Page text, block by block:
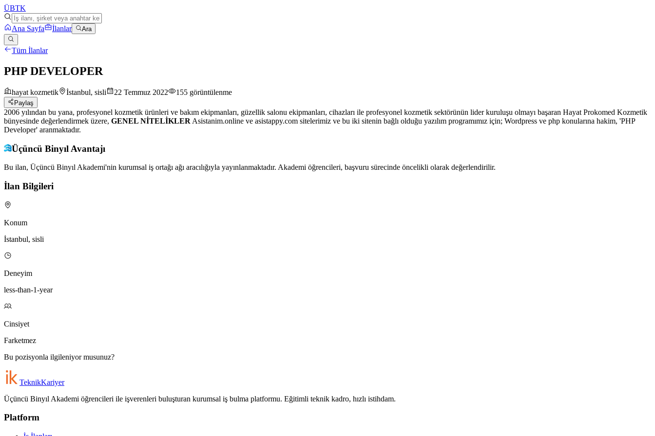
ÜBTK
Ana Sayfa İlanlar Ara
Tüm İlanlar
PHP DEVELOPER
hayat kozmetik İstanbul, sisli 22 Temmuz 2022 155 görüntülenme
Paylaş
2006 yılından bu yana, profesyonel kozmetik ürünleri ve bakım ekipmanları, güzellik salonu ekipmanları, cihazları ile profesyonel kozmetik sektörünün lider kuruluşu olmayı başaran Hayat Prokomed Kozmetik
bünyesinde değerlendirmek üzere, GENEL NİTELİKLER Asistanim.online ve asistappy.com sitelerimiz ve bu iki sitenin bağlı olduğu yazılım programımız için; Wordpress ve php konularına hakim, 'PHP
Developer' aranmaktadır.
Üçüncü Binyıl Avantajı
Bu ilan, Üçüncü Binyıl Akademi'nin kurumsal iş ortağı ağı aracılığıyla yayınlanmaktadır. Akademi öğrencileri, başvuru sürecinde öncelikli olarak değerlendirilir.
İlan Bilgileri
Konum
İstanbul, sisli
Deneyim
less-than-1-year
Cinsiyet
Farketmez
Bu pozisyonla ilgileniyor musunuz?
TeknikKariyer
Üçüncü Binyıl Akademi öğrencileri ile işverenleri buluşturan kurumsal iş bulma platformu. Eğitimli teknik kadro, hızlı istihdam.
Platform